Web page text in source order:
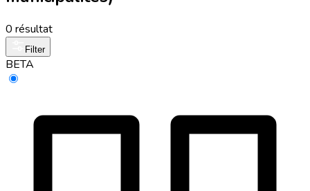
0 résultat
Filter
BETA